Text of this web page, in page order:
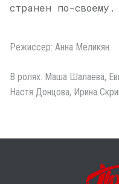
странен по-своему.
Режиссер: Анна Меликян.
В ролях: Маша Шалаева,
Настя Донцова, Ирина